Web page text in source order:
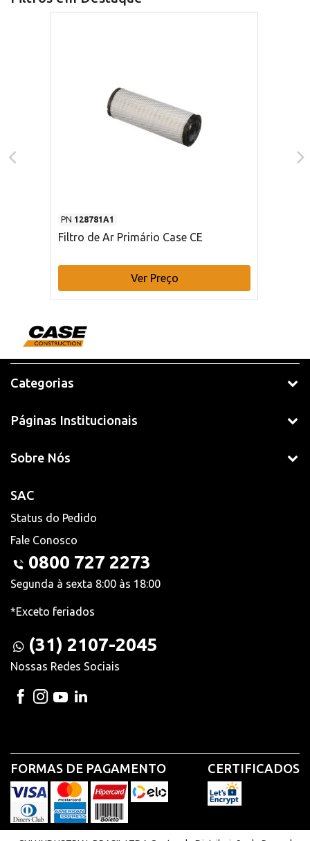
PN 128781A1
Filtro de Ar Primário Case CE
Ver Preço
Categorias
Páginas Institucionais
Sobre Nós
SAC
Status do Pedido
Fale Conosco
0800 727 2273
Segunda à sexta 8:00 às 18:00
*Exceto feriados
(31) 2107-2045
Nossas Redes Sociais
FORMAS DE PAGAMENTO CERTIFICADOS